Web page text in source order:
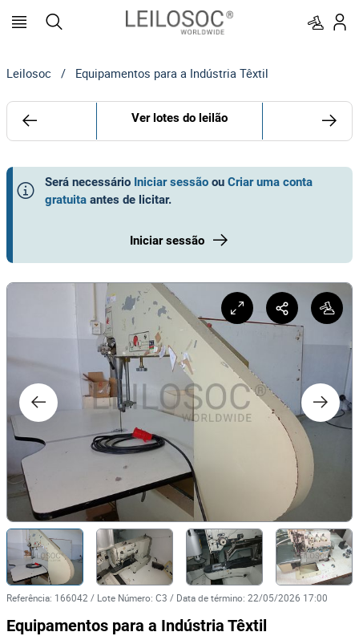
Leilosoc / Equipamentos para a Indústria Têxtil
Ver lotes do leilão
Será necessário Iniciar sessão ou Criar uma conta
gratuita antes de licitar.
Iniciar sessão
Referência: 166042 / Lote Número: C3 / Data de término: 22/05/2026 17:00
Equipamentos para a Indústria Têxtil